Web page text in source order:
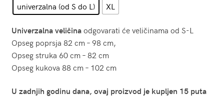
univerzalna (od S do L)
XL
Univerzalna veličinaodgovarati će veličinama od S-L
Opseg poprsja 82 cm – 98 cm,
Opseg struka 60 cm – 82 cm
Opseg kukova 88 cm – 102 cm
U zadnjih godinu dana, ovaj proizvod je kupljen 15 puta